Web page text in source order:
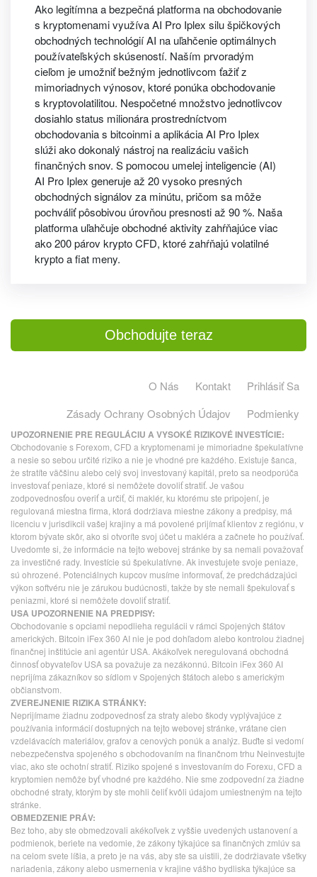
Ako legitímna a bezpečná platforma na obchodovanie
s kryptomenami využíva AI Pro Iplex silu špičkových
obchodných technológií AI na uľahčenie optimálnych
používateľských skúseností. Naším prvoradým
cieľom je umožniť bežným jednotlivcom ťažiť z
mimoriadnych výnosov, ktoré ponúka obchodovanie
s kryptovolatilitou. Nespočetné množstvo jednotlivcov
dosiahlo status milionára prostredníctvom
obchodovania s bitcoinmi a aplikácia AI Pro Iplex
slúži ako dokonalý nástroj na realizáciu vašich
finančných snov. S pomocou umelej inteligencie (AI)
AI Pro Iplex generuje až 20 vysoko presných
obchodných signálov za minútu, pričom sa môže
pochváliť pôsobivou úrovňou presnosti až 90 %. Naša
platforma uľahčuje obchodné aktivity zahŕňajúce viac
ako 200 párov krypto CFD, ktoré zahŕňajú volatilné
krypto a fiat meny.
Obchodujte teraz
O Nás Kontakt
Prihlásiť Sa
Zásady Ochrany Osobných Údajov
Podmienky
UPOZORNENIE PRE REGULÁCIU A VYSOKÉ RIZIKOVÉ INVESTÍCIE:
Obchodovanie s Forexom, CFD a kryptomenami je mimoriadne špekulatívne
a nesie so sebou určité riziko a nie je vhodné pre každého. Existuje šanca,
že stratíte väčšinu alebo celý svoj investovaný kapitál, preto sa neodporúča
investovať peniaze, ktoré si nemôžete dovoliť stratiť. Je vašou
zodpovednosťou overiť a určiť, či maklér, ku ktorému ste pripojení, je
regulovaná miestna firma, ktorá dodržiava miestne zákony a predpisy, má
licenciu v jurisdikcii vašej krajiny a má povolené prijímať klientov z regiónu, v
ktorom bývate skôr, ako si otvoríte svoj účet u makléra a začnete ho používať.
Uvedomte si, že informácie na tejto webovej stránke by sa nemali považovať
za investičné rady. Investície sú špekulatívne. Ak investujete svoje peniaze,
sú ohrozené. Potenciálnych kupcov musíme informovať, že predchádzajúci
výkon softvéru nie je zárukou budúcnosti, takže by ste nemali špekulovať s
peniazmi, ktoré si nemôžete dovoliť stratiť.
USA UPOZORNENIE NA PREDPISY:
Obchodovanie s opciami nepodlieha regulácii v rámci Spojených štátov
amerických. Bitcoin iFex 360 AI nie je pod dohľadom alebo kontrolou žiadnej
finančnej inštitúcie ani agentúr USA. Akákoľvek neregulovaná obchodná
činnosť obyvateľov USA sa považuje za nezákonnú. Bitcoin iFex 360 AI
neprijíma zákazníkov so sídlom v Spojených štátoch alebo s americkým
občianstvom.
ZVEREJNENIE RIZIKA STRÁNKY:
Neprijímame žiadnu zodpovednosť za straty alebo škody vyplývajúce z
používania informácií dostupných na tejto webovej stránke, vrátane cien
vzdelávacích materiálov, grafov a cenových ponúk a analýz. Buďte si vedomí
nebezpečenstva spojeného s obchodovaním na finančnom trhu Neinvestujte
viac, ako ste ochotní stratiť. Riziko spojené s investovaním do Forexu, CFD a
kryptomien nemôže byť vhodné pre každého. Nie sme zodpovední za žiadne
obchodné straty, ktorým by ste mohli čeliť kvôli údajom umiestneným na tejto
stránke.
OBMEDZENIE PRÁV:
Bez toho, aby ste obmedzovali akékoľvek z vyššie uvedených ustanovení a
podmienok, beriete na vedomie, že zákony týkajúce sa finančných zmlúv sa
na celom svete líšia, a preto je na vás, aby ste sa uistili, že dodržiavate všetky
nariadenia, zákony alebo usmernenia v krajine vášho bydliska týkajúce sa